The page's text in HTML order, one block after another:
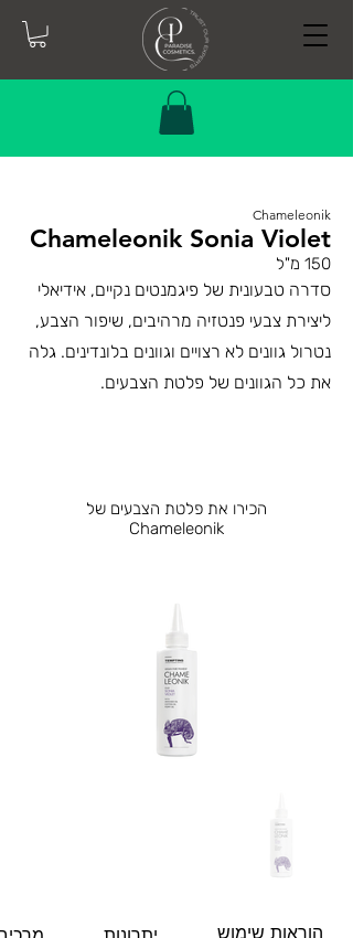
Chameleonik
Chameleonik Sonia Violet
150 מ"ל
סדרה טבעונית של פיגמנטים נקיים, אידיאלי
ליצירת צבעי פנטזיה מרהיבים, שיפור הצבע,
נטרול גוונים לא רצויים וגוונים בלונדינים. גלה
את כל הגוונים של פלטת הצבעים.
הכירו את פלטת הצבעים של
Chameleonik
הוראות שימוש